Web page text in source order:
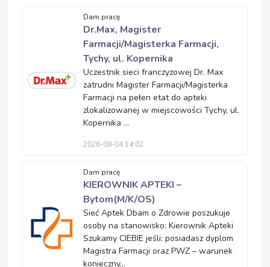
Dam pracę
Dr.Max, Magister
Farmacji/Magisterka Farmacji,
Tychy, ul. Kopernika
Uczestnik sieci franczyzowej Dr. Max
zatrudni Magister Farmacji/Magisterka
Farmacji na pełen etat do apteki
zlokalizowanej w miejscowości Tychy, ul.
Kopernika ...
2026-08-04 14:02
Dam pracę
KIEROWNIK APTEKI –
Bytom(M/K/OS)
Sieć Aptek Dbam o Zdrowie poszukuje
osoby na stanowisko: Kierownik Apteki
Szukamy CIEBIE jeśli: posiadasz dyplom
Magistra Farmacji oraz PWZ – warunek
konieczny...